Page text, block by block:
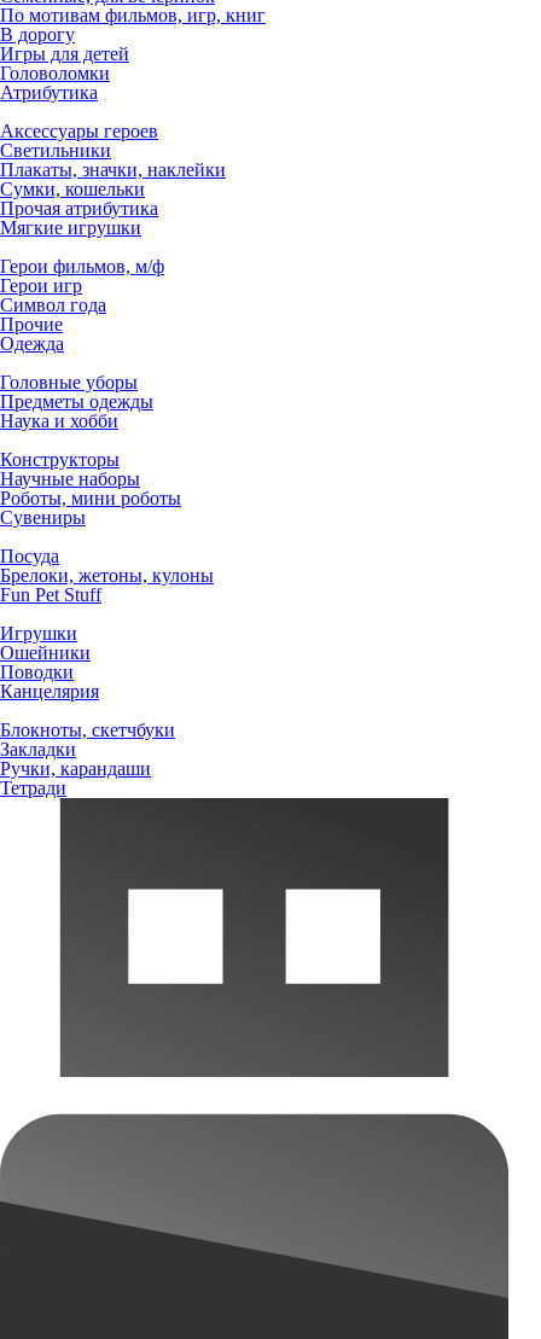
По мотивам фильмов, игр, книг
В дорогу
Игры для детей
Головоломки
Атрибутика
Аксессуары героев
Светильники
Плакаты, значки, наклейки
Сумки, кошельки
Прочая атрибутика
Мягкие игрушки
Герои фильмов, м/ф
Герои игр
Символ года
Прочие
Одежда
Головные уборы
Предметы одежды
Наука и хобби
Конструкторы
Научные наборы
Роботы, мини роботы
Сувениры
Посуда
Брелоки, жетоны, кулоны
Fun Pet Stuff
Игрушки
Ошейники
Поводки
Канцелярия
Блокноты, скетчбуки
Закладки
Ручки, карандаши
Тетради